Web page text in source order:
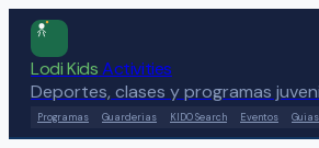
Lodi KidsActivities
Deportes, clases y programas
Programas Guarderias KIDO Search Eventos Guias